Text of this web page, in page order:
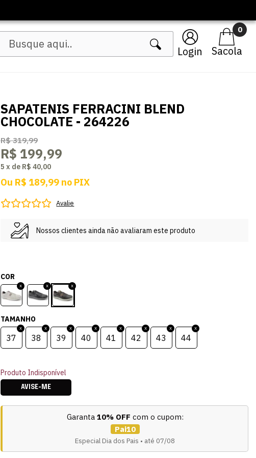
Login
0
SAPATENIS FERRACINI BLEND
CHOCOLATE - 264226
R$ 319,99
R$ 199,99
5 x de R$ 40,00
Ou R$ 189,99 no PIX
Avalie
Nossos clientes ainda não avaliaram este produto
COR
TAMANHO
37 38 39 40 41 42 43 44
Produto Indisponível
AVISE-ME
Garanta 10% OFF com o cupom:
Pai10
Especial Dia dos Pais • até 07/08